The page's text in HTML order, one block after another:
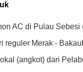
AC di Pulau Sebesi
reguler Merak -
(angkot) dari